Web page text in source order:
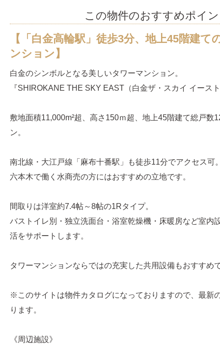
この物件のおすすめポイ
【「白金高輪駅」徒歩3分、地上45階建て
ンション】
白金のシンボルとなる美しいタワーマンション。
『SHIROKANE THE SKY EAST（白金ザ・スカイ イース
敷地面積11,000m²超、高さ150ｍ超、地上45階建て総戸数
ン。
南北線・大江戸線「麻布十番駅」も徒歩11分でアクセス可
六本木で働く水商売の方にはおすすめの立地です。
間取りは洋室約7.4帖～8帖の1Rタイプ。
バストイレ別・独立洗面台・浴室乾燥機・床暖房など室内
活をサポートします。
タワーマンションならではの充実した共用設備もおすすめ
※このサイトは物件カタログになっておりますので、最新
ります。
《周辺施設》